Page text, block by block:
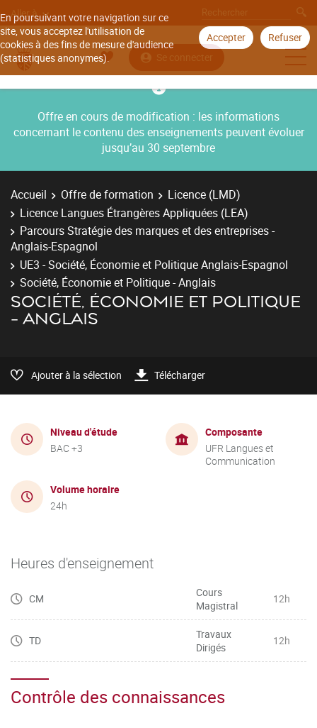
En poursuivant votre navigation sur ce
site, vous acceptez l'utilisation de
cookies à des fins de mesure d'audience
(statistiques anonymes).
Accepter Refuser
Aller à
Se connecter
Offre en cours de modification : les informations
concernant le contenu des enseignements peuvent évoluer
jusqu’au 30 septembre
Accueil Offre de formation
Licence (LMD)
Licence Langues Étrangères Appliquées (LEA)
Parcours Stratégie des marques et des entreprises -
Anglais-Espagnol
UE3 - Société, Économie et Politique Anglais-Espagnol
Société, Économie et Politique - Anglais
SOCIÉTÉ, ÉCONOMIE ET POLITIQUE
- ANGLAIS
Ajouter à la sélection Télécharger
Niveau d'étude
BAC +3
Composante
UFR Langues et
Communication
Volume horaire
24h
Heures d'enseignement
CM
Cours
Magistral
12h
TD
Travaux
Dirigés
12h
Contrôle des connaissances